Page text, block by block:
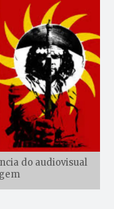
do audiovisual